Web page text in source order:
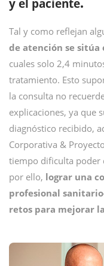
y el paciente.
Tal y como reflejan
de atención se sitúa
cuales solo 2,4
tratamiento. Esto
la consulta no
explicaciones, ya que
diagnóstico recibido,
Corporativa &
tiempo dificulta poder
por ello, lograr una
profesional
retos para mejorar